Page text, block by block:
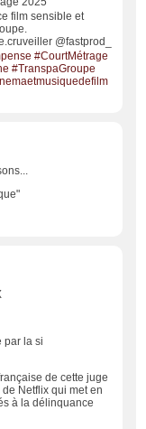
film sensible et
@fastprod_
#CourtMétrage
#TranspaGroupe
par la si
de cette juge
Netflix qui met en
à la délinquance